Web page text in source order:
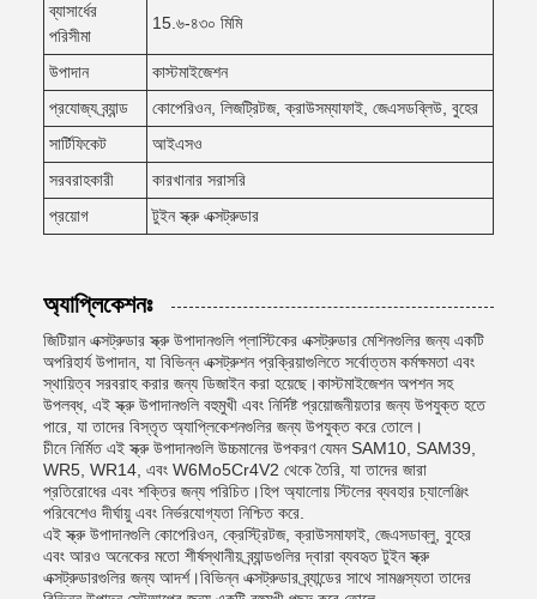
ব্যাসার্ধের
পরিসীমা
15.৬-৪৩০ মিমি
উপাদান
কাস্টমাইজেশন
প্রযোজ্য ব্র্যান্ড
কোপেরিওন, লিজট্রিটজ, ক্রাউসম্যাফাই, জেএসডব্লিউ, বুহের
সার্টিফিকেট
আইএসও
সরবরাহকারী
কারখানার সরাসরি
প্রয়োগ
টুইন স্ক্রু এক্সট্রুডার
অ্যাপ্লিকেশনঃ
জিটিয়ান এক্সট্রুডার স্ক্রু উপাদানগুলি প্লাস্টিকের এক্সট্রুডার মেশিনগুলির জন্য একটি
অপরিহার্য উপাদান, যা বিভিন্ন এক্সট্রুশন প্রক্রিয়াগুলিতে সর্বোত্তম কর্মক্ষমতা এবং
স্থায়িত্ব সরবরাহ করার জন্য ডিজাইন করা হয়েছে।কাস্টমাইজেশন অপশন সহ
উপলব্ধ, এই স্ক্রু উপাদানগুলি বহুমুখী এবং নির্দিষ্ট প্রয়োজনীয়তার জন্য উপযুক্ত হতে
পারে, যা তাদের বিস্তৃত অ্যাপ্লিকেশনগুলির জন্য উপযুক্ত করে তোলে।
চীনে নির্মিত এই স্ক্রু উপাদানগুলি উচ্চমানের উপকরণ যেমন SAM10, SAM39,
WR5, WR14, এবং W6Mo5Cr4V2 থেকে তৈরি, যা তাদের জারা
প্রতিরোধের এবং শক্তির জন্য পরিচিত।হিপ অ্যালোয় স্টিলের ব্যবহার চ্যালেঞ্জিং
পরিবেশেও দীর্ঘায়ু এবং নির্ভরযোগ্যতা নিশ্চিত করে.
এই স্ক্রু উপাদানগুলি কোপেরিওন, ক্রেস্ট্রিটজ, ক্রাউসমাফাই, জেএসডাব্লু, বুহের
এবং আরও অনেকের মতো শীর্ষস্থানীয় ব্র্যান্ডগুলির দ্বারা ব্যবহৃত টুইন স্ক্রু
এক্সট্রুডারগুলির জন্য আদর্শ।বিভিন্ন এক্সট্রুডার ব্র্যান্ডের সাথে সামঞ্জস্যতা তাদের